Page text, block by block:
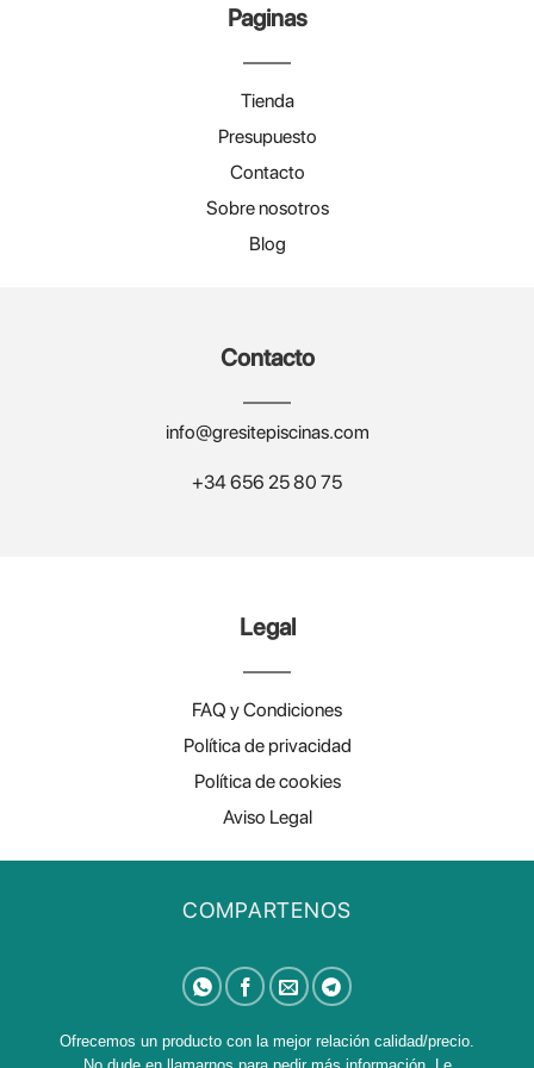
Paginas
Tienda
Presupuesto
Contacto
Sobre nosotros
Blog
Contacto
info@gresitepiscinas.com
+34 656 25 80 75
Legal
FAQ y Condiciones
Política de privacidad
Política de cookies
Aviso Legal
COMPARTENOS
Ofrecemos un producto con la mejor relación calidad/precio.